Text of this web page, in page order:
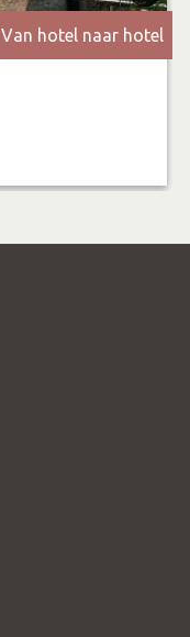
Van hotel naar hotel